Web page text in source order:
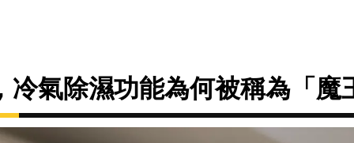
冷氣除濕功能為何被稱為「魔